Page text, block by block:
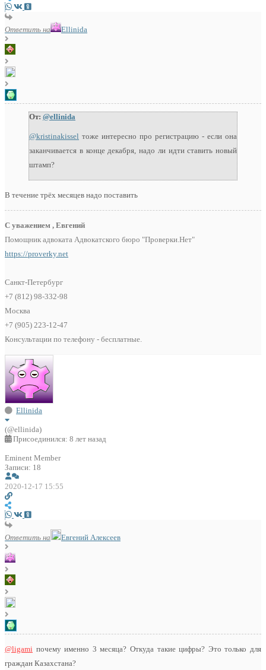
Ответить на Ellinida
От: @ellinida
@kristinakissel тоже интересно про регистрацию - если она
заканчивается в конце декабря, надо ли идти ставить новый
штамп?
В течение трёх месяцев надо поставить
С уважением , Евгений
Помощник адвоката Адвокатского бюро "Проверки.Нет"
https://proverky.net
Санкт-Петербург
+7 (812) 98-332-98
Москва
+7 (905) 223-12-47
Консультации по телефону - бесплатные.
Ellinida
(@ellinida)
Присоединился: 8 лет назад
Eminent Member
Записи: 18
2020-12-17 15:55
Ответить на Евгений Алексеев
@ligami почему именно 3 месяца? Откуда такие цифры? Это только для
граждан Казахстана?